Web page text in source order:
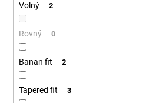
Volný 2
Rovný 0
Banan fit 2
Tapered fit 3